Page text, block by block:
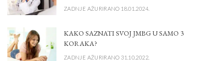
ZADNJE AŽURIRANO 18.01.2024.
KAKO SAZNATI SVOJ JMBG U SAMO 3
KORAKA?
ZADNJE AŽURIRANO 31.10.2022.